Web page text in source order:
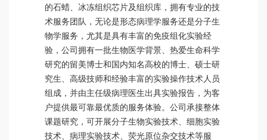
的石蜡、冰冻组织芯片及组织库，拥有专业的技
术服务团队，无论是形态病理学服务还是分子生
物学服务，尤其是具有丰富的免疫组化实验经
验，公司拥有一批生物医学背景、热爱生命科学
研究的留美博士和国内知名高校的博士、硕士研
究生、高级技师和经验丰富的实验操作技术人员
组成，并由主任级病理医生出具实验报告，为客
户提供最可靠最优质的服务体验。公司承接整体
课题研究，可开展分子生物实验技术、细胞实验
技术、病理实验技术、荧光原位杂交技术等服